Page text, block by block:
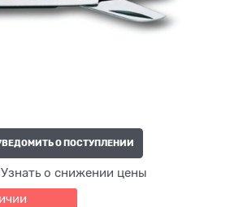
О ПОСТУПЛЕНИИ
Узнать о снижении цены